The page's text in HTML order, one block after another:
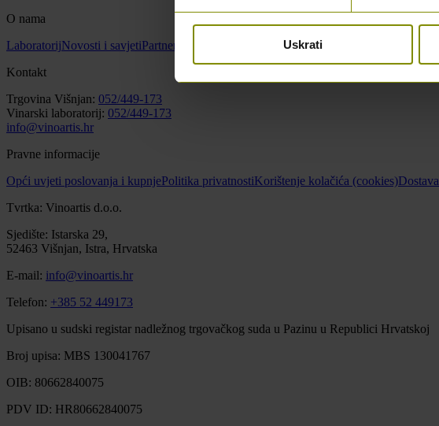
Uskrati
O nama
LaboratorijNovosti i savjetiPartneri
Kontakt
Trgovina Višnjan: 052/449-173
Vinarski laboratorij: 052/449-173
info@vinoartis.hr
Pravne informacije
Opći uvjeti poslovanja i kupnjePolitika privatnostiKorištenje kolačića (cookies)Dostava
Tvrtka: Vinoartis d.o.o.
Sjedište: Istarska 29,
52463 Višnjan, Istra, Hrvatska
E-mail: info@vinoartis.hr
Telefon: +385 52 449173
Upisano u sudski registar nadležnog trgovačkog suda u Pazinu u Republici Hrvatskoj
Broj upisa: MBS 130041767
OIB: 80662840075
PDV ID: HR80662840075